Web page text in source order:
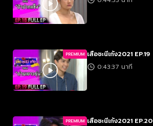
PREMIUM เสือชะนีเก้ง2021 EP.19
0:43:37 นาที
PREMIUM เสือชะนีเก้ง2021 EP.20